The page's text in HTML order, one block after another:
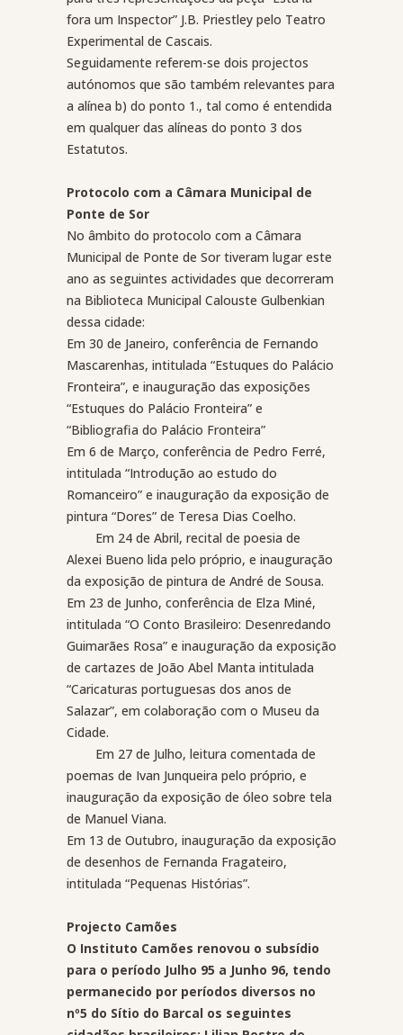
fora um Inspector” J.B. Priestley pelo Teatro
Experimental de Cascais.
Seguidamente referem-se dois projectos
autónomos que são também relevantes para
a alínea b) do ponto 1., tal como é entendida
em qualquer das alíneas do ponto 3 dos
Estatutos.
Protocolo com a Câmara Municipal de
Ponte de Sor
No âmbito do protocolo com a Câmara
Municipal de Ponte de Sor tiveram lugar este
ano as seguintes actividades que decorreram
na Biblioteca Municipal Calouste Gulbenkian
dessa cidade:
Em 30 de Janeiro, conferência de Fernando
Mascarenhas, intitulada “Estuques do Palácio
Fronteira”, e inauguração das exposições
“Estuques do Palácio Fronteira” e
“Bibliografia do Palácio Fronteira”
Em 6 de Março, conferência de Pedro Ferré,
intitulada “Introdução ao estudo do
Romanceiro” e inauguração da exposição de
pintura “Dores” de Teresa Dias Coelho.
Em 24 de Abril, recital de poesia de
Alexei Bueno lida pelo próprio, e inauguração
da exposição de pintura de André de Sousa.
Em 23 de Junho, conferência de Elza Miné,
intitulada “O Conto Brasileiro: Desenredando
Guimarães Rosa” e inauguração da exposição
de cartazes de João Abel Manta intitulada
“Caricaturas portuguesas dos anos de
Salazar”, em colaboração com o Museu da
Cidade.
Em 27 de Julho, leitura comentada de
poemas de Ivan Junqueira pelo próprio, e
inauguração da exposição de óleo sobre tela
de Manuel Viana.
Em 13 de Outubro, inauguração da exposição
de desenhos de Fernanda Fragateiro,
intitulada “Pequenas Histórias”.
Projecto Camões
O Instituto Camões renovou o subsídio
para o período Julho 95 a Junho 96, tendo
permanecido por períodos diversos no
nº5 do Sítio do Barcal os seguintes